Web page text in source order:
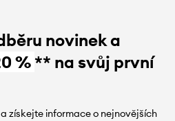
novinek a
%** na svůj první
získejte informace o nejnovějších